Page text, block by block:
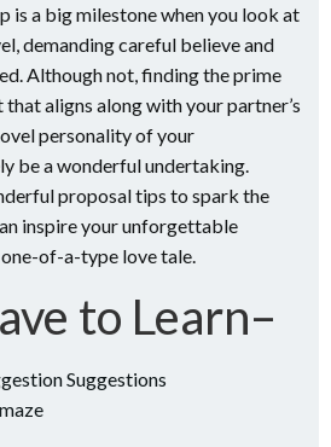
is a big milestone when you look at
demanding careful believe and
Although not, finding the prime
aligns along with your partner’s
personality of your
be a wonderful undertaking.
proposal tips to spark the
inspire your unforgettable
of-a-type love tale.
to Learn–
Suggestions